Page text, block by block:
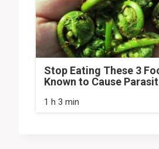
Stop Eating These 3
Known to Cause
1 h 3 min